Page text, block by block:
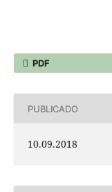
PDF
PUBLICADO
10.09.2018